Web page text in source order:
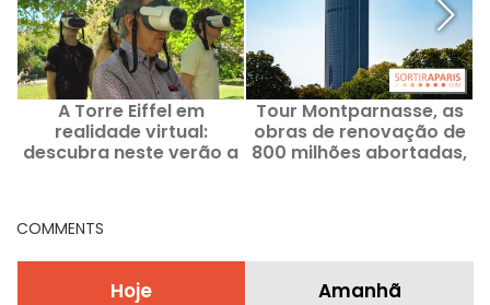
A Torre Eiffel em
realidade virtual:
descubra neste verão a
Tour Montparnasse, as
obras de renovação de
800 milhões abortadas,
COMMENTS
Hoje Amanhã